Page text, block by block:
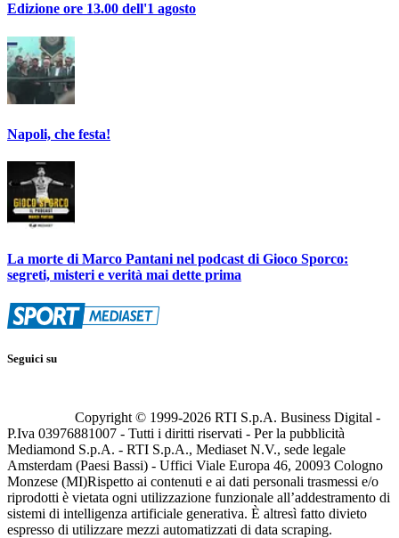
Edizione ore 13.00 dell'1 agosto
Napoli, che festa!
La morte di Marco Pantani nel podcast di Gioco Sporco:
segreti, misteri e verità mai dette prima
Seguici su
Copyright © 1999-2026 RTI S.p.A. Business Digital -
P.Iva 03976881007 - Tutti i diritti riservati - Per la pubblicità
Mediamond S.p.A. - RTI S.p.A., Mediaset N.V., sede legale
Amsterdam (Paesi Bassi) - Uffici Viale Europa 46, 20093 Cologno
Monzese (MI)Rispetto ai contenuti e ai dati personali trasmessi e/o
riprodotti è vietata ogni utilizzazione funzionale all’addestramento di
sistemi di intelligenza artificiale generativa. È altresì fatto divieto
espresso di utilizzare mezzi automatizzati di data scraping.